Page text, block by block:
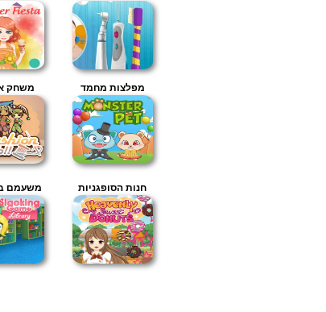
מפלצות מחמד משחק
חנות הסופגניות משעמם